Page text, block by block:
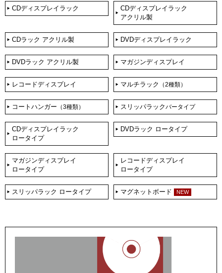
CDディスプレイラック
CDディスプレイラック
アクリル製
CDラック アクリル製 DVDディスプレイラック
DVDラック アクリル製 マガジンディスプレイ
レコードディスプレイ マルチラック （2種類）
コートハンガー （3種類） スリッパラックバータイプ
CDディスプレイラック
ロータイプ
DVDラック ロータイプ
マガジンディスプレイ
ロータイプ
レコードディスプレイ
ロータイプ
スリッパラック ロータイプ マグネットボード NEW